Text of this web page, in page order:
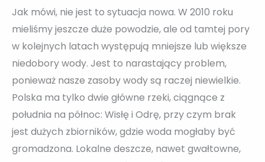
Jak mówi, nie jest to sytuacja nowa. W 2010 roku
mieliśmy jeszcze duże powodzie, ale od tamtej pory
w kolejnych latach występują mniejsze lub większe
niedobory wody. Jest to narastający problem,
ponieważ nasze zasoby wody są raczej niewielkie.
Polska ma tylko dwie główne rzeki, ciągnące z
południa na północ: Wisłę i Odrę, przy czym brak
jest dużych zbiorników, gdzie woda mogłaby być
gromadzona. Lokalne deszcze, nawet gwałtowne,